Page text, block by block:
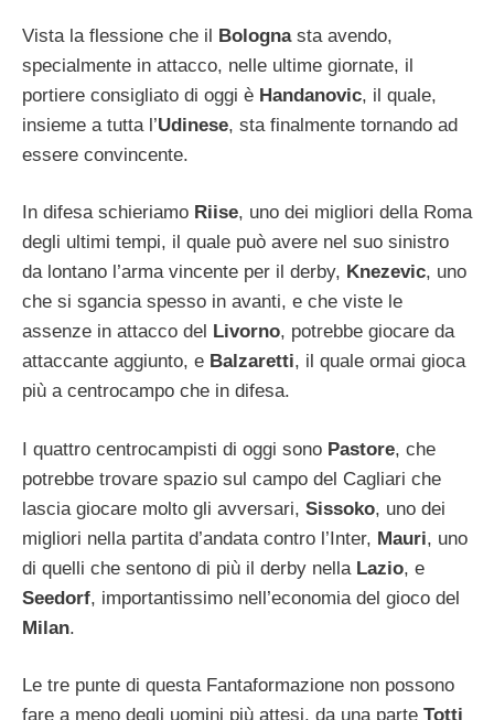
Vista la flessione che il Bologna sta avendo,
specialmente in attacco, nelle ultime giornate, il
portiere consigliato di oggi è Handanovic, il quale,
insieme a tutta l’Udinese, sta finalmente tornando ad
essere convincente.
In difesa schieriamo Riise, uno dei migliori della Roma
degli ultimi tempi, il quale può avere nel suo sinistro
da lontano l’arma vincente per il derby, Knezevic, uno
che si sgancia spesso in avanti, e che viste le
assenze in attacco del
Livorno, potrebbe giocare da
attaccante aggiunto, e Balzaretti, il quale ormai gioca
più a centrocampo che in difesa.
I quattro centrocampisti di oggi sono Pastore, che
potrebbe trovare spazio sul campo del Cagliari che
lascia giocare molto gli avversari, Sissoko, uno dei
migliori nella partita d’andata contro l’Inter, Mauri, uno
di quelli che sentono di più il derby nella Lazio, e
Seedorf, importantissimo nell’economia del gioco del
Milan.
Le tre punte di questa Fantaformazione non possono
fare a meno degli uomini più attesi, da una parte Totti